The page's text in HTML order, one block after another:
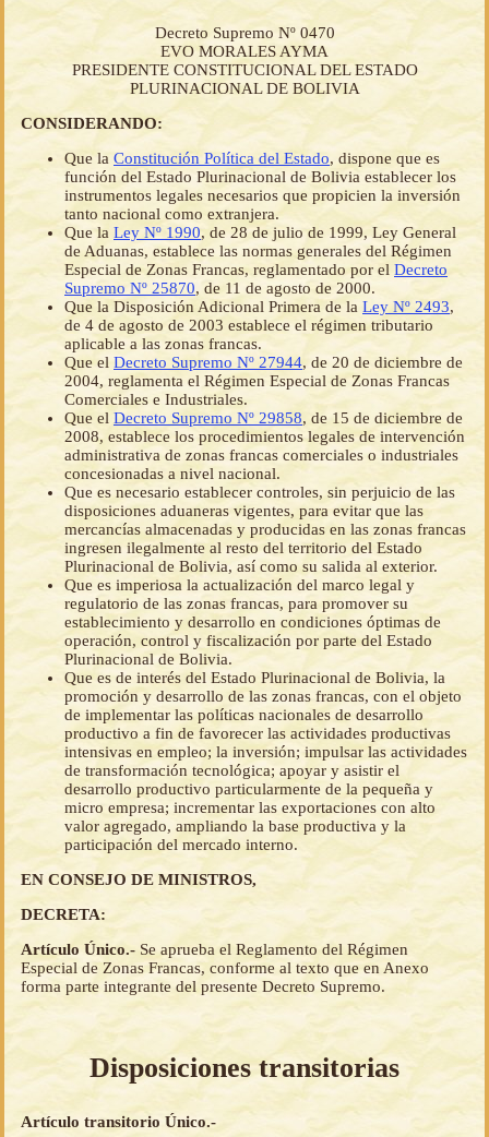
Decreto Supremo Nº 0470
EVO MORALES AYMA
PRESIDENTE CONSTITUCIONAL DEL ESTADO
PLURINACIONAL DE BOLIVIA
CONSIDERANDO:
Que la Constitución Política del Estado, dispone que es
función del Estado Plurinacional de Bolivia establecer los
instrumentos legales necesarios que propicien la inversión
tanto nacional como extranjera.
Que la Ley Nº 1990, de 28 de julio de 1999, Ley General
de Aduanas, establece las normas generales del Régimen
Especial de Zonas Francas, reglamentado por el Decreto
Supremo Nº 25870, de 11 de agosto de 2000.
Que la Disposición Adicional Primera de la Ley Nº 2493,
de 4 de agosto de 2003 establece el régimen tributario
aplicable a las zonas francas.
Que el Decreto Supremo Nº 27944, de 20 de diciembre de
2004, reglamenta el Régimen Especial de Zonas Francas
Comerciales e Industriales.
Que el Decreto Supremo Nº 29858, de 15 de diciembre de
2008, establece los procedimientos legales de intervención
administrativa de zonas francas comerciales o industriales
concesionadas a nivel nacional.
Que es necesario establecer controles, sin perjuicio de las
disposiciones aduaneras vigentes, para evitar que las
mercancías almacenadas y producidas en las zonas francas
ingresen ilegalmente al resto del territorio del Estado
Plurinacional de Bolivia, así como su salida al exterior.
Que es imperiosa la actualización del marco legal y
regulatorio de las zonas francas, para promover su
establecimiento y desarrollo en condiciones óptimas de
operación, control y fiscalización por parte del Estado
Plurinacional de Bolivia.
Que es de interés del Estado Plurinacional de Bolivia, la
promoción y desarrollo de las zonas francas, con el objeto
de implementar las políticas nacionales de desarrollo
productivo a fin de favorecer las actividades productivas
intensivas en empleo; la inversión; impulsar las actividades
de transformación tecnológica; apoyar y asistir el
desarrollo productivo particularmente de la pequeña y
micro empresa; incrementar las exportaciones con alto
valor agregado, ampliando la base productiva y la
participación del mercado interno.
EN CONSEJO DE MINISTROS,
DECRETA:
Artículo Único.- Se aprueba el Reglamento del Régimen
Especial de Zonas Francas, conforme al texto que en Anexo
forma parte integrante del presente Decreto Supremo.
Disposiciones transitorias
Artículo transitorio Único.-